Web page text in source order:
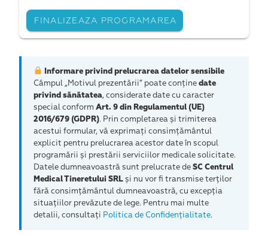
FINALIZEAZA PROGRAMAREA
Informare privind prelucrarea datelor sensibile
Câmpul „Motivul prezentării” poate conținedate
privind sănătatea, considerate date cu caracter
special conformArt. 9 din Regulamentul (UE)
2016/679 (GDPR). Prin completarea și trimiterea
acestui formular, vă exprimați consimțământul
explicit pentru prelucrarea acestor date în scopul
programării și prestării serviciilor medicale solicitate.
Datele dumneavoastră sunt prelucrate deSC Centrul
Medical Tineretului SRLși nu vor fi transmise terților
fără consimțământul dumneavoastră, cu excepția
situațiilor prevăzute de lege. Pentru mai multe
detalii, consultați Politica de Confidențialitate.